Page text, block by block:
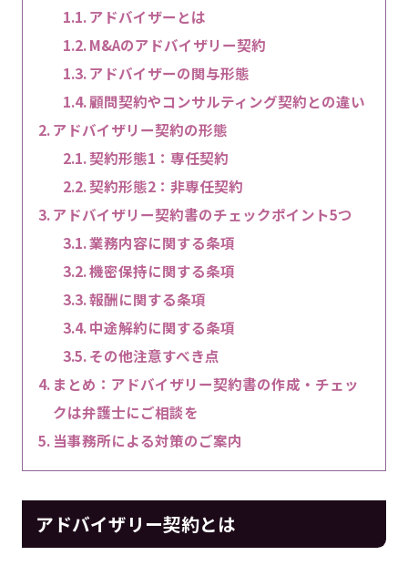
アドバイザーとは
M&Aのアドバイザリー契約
アドバイザーの関与形態
顧問契約やコンサルティング契約との違い
アドバイザリー契約の形態
契約形態1：専任契約
契約形態2：非専任契約
アドバイザリー契約書のチェックポイント5つ
業務内容に関する条項
機密保持に関する条項
報酬に関する条項
中途解約に関する条項
その他注意すべき点
まとめ：アドバイザリー契約書の作成・チェッ
クは弁護士にご相談を
当事務所による対策のご案内
アドバイザリー契約とは